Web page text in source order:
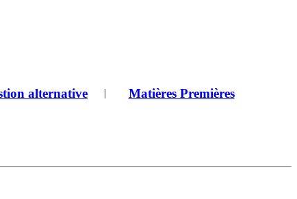
alternative | Matières Premières